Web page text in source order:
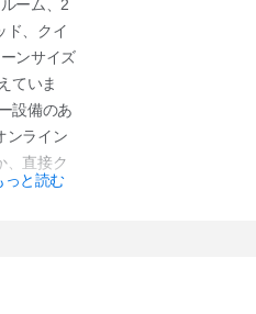
ーム、2
ド、クイ
ンサイズ
ていま
設備のあ
ンライン
、直接ク
っと読む